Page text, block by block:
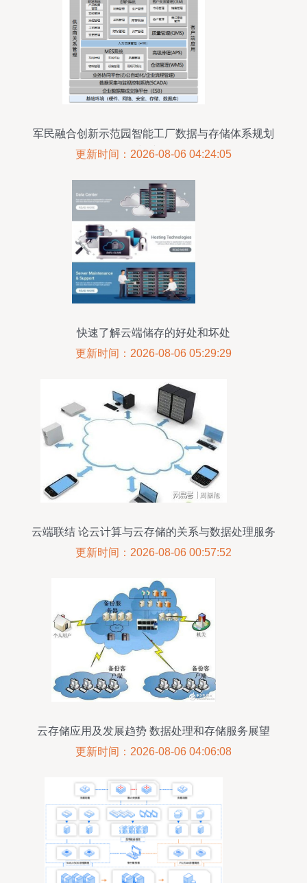
军民融合创新示范园智能工厂数据与存储体系规划
与建设
更新时间：2026-08-06 04:24:05
快速了解云端储存的好处和坏处
更新时间：2026-08-06 05:29:29
云端联结 论云计算与云存储的关系与数据处理服务
更新时间：2026-08-06 00:57:52
云存储应用及发展趋势 数据处理和存储服务展望
更新时间：2026-08-06 04:06:08